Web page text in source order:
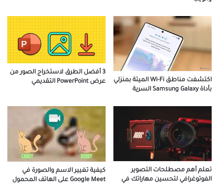
اكتشفت مناطق Wi-Fi الميتة بمنزلي
بأداة Samsung Galaxy السرية
3 أفضل الطرق لاستخراج الصور من
عرض PowerPoint التقديمي
تعلم أهم مصطلحات التصوير
الفوتوغرافي لتحسين مهاراتك في
كيفية تغيير الاسم والصورة في
Google Meet على الهاتف المحمول